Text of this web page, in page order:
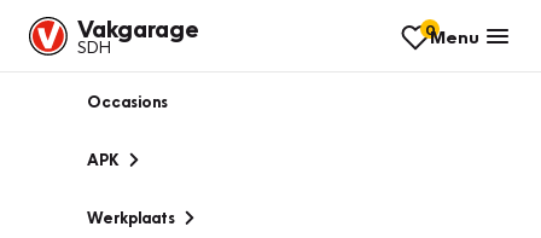
Vakgarage
SDH
0Menu
Occasions
APK
Werkplaats